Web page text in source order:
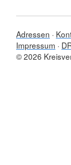
Adressen
Impressum
© 2026